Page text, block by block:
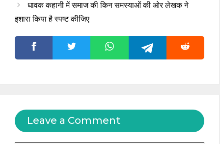
धावक कहानी में समाज की किन समस्याओं की ओर लेखक ने
इशारा किया है स्पष्ट कीजिए
Leave a Comment